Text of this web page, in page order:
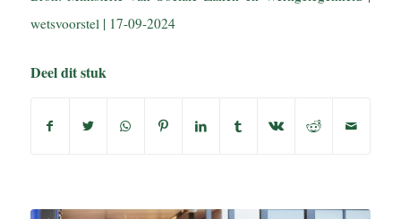
wetsvoorstel | 17-09-2024
Deel dit stuk